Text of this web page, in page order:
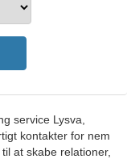
service Lysva,
kontakter for nem
at skabe relationer,